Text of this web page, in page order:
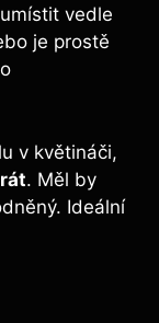
vedle
je prostě
v květináči,
. Měl by
Ideální⁢